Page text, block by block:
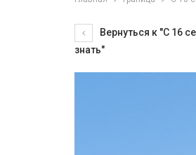
Вернуться к "С 16
знать"